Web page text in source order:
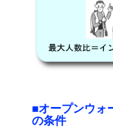
■オープンウォ
の条件